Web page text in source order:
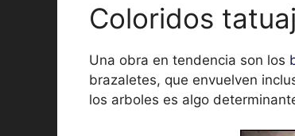
Coloridos
Una obra en tendencia son los
brazaletes, que envuelven
los arboles es algo